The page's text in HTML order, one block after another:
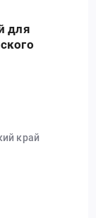
для
край